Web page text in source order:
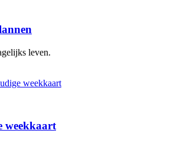
leven.
weekkaart